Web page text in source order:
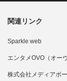
関連リンク
Sparkle web
エンタメOVO（オー
株式会社メディアボ